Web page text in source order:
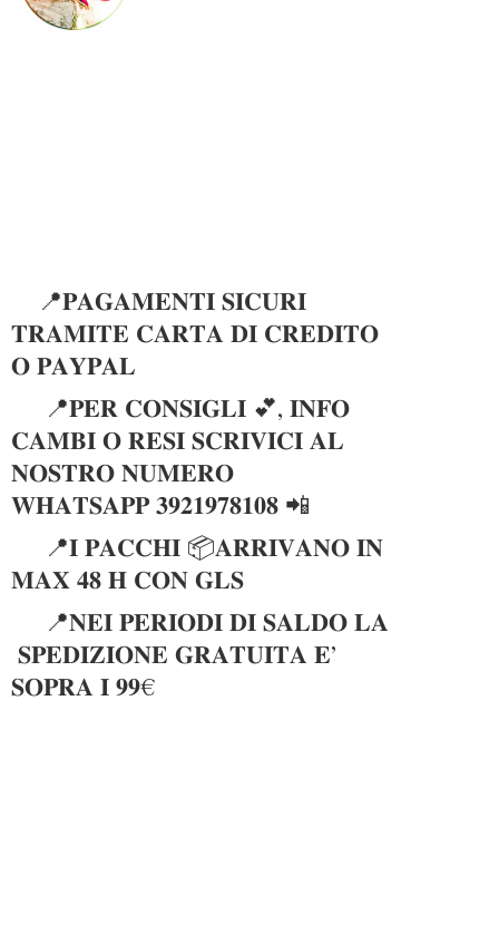
📍𝐏𝐀𝐆𝐀𝐌𝐄𝐍𝐓𝐈 𝐒𝐈𝐂𝐔𝐑𝐈
𝐓𝐑𝐀𝐌𝐈𝐓𝐄 𝐂𝐀𝐑𝐓𝐀 𝐃𝐈 𝐂𝐑𝐄𝐃𝐈𝐓𝐎
𝐎 𝐏𝐀𝐘𝐏𝐀𝐋
📍𝐏𝐄𝐑 𝐂𝐎𝐍𝐒𝐈𝐆𝐋𝐈 💕, 𝐈𝐍𝐅𝐎
𝐂𝐀𝐌𝐁𝐈 𝐎 𝐑𝐄𝐒𝐈 𝐒𝐂𝐑𝐈𝐕𝐈𝐂𝐈 𝐀𝐋
𝐍𝐎𝐒𝐓𝐑𝐎 𝐍𝐔𝐌𝐄𝐑𝐎
𝐖𝐇𝐀𝐓𝐒𝐀𝐏𝐏 𝟑𝟗𝟐𝟏𝟗𝟕𝟖𝟏𝟎𝟖 📲
📍𝐈 𝐏𝐀𝐂𝐂𝐇𝐈 📦𝐀𝐑𝐑𝐈𝐕𝐀𝐍𝐎 𝐈𝐍
𝐌𝐀𝐗 𝟒𝟖 𝐇 𝐂𝐎𝐍 𝐆𝐋𝐒
📍𝐍𝐄𝐈 𝐏𝐄𝐑𝐈𝐎𝐃𝐈 𝐃𝐈 𝐒𝐀𝐋𝐃𝐎 𝐋𝐀
𝐒𝐏𝐄𝐃𝐈𝐙𝐈𝐎𝐍𝐄 𝐆𝐑𝐀𝐓𝐔𝐈𝐓𝐀 𝐄’
𝐒𝐎𝐏𝐑𝐀 𝐈 𝟗𝟗€